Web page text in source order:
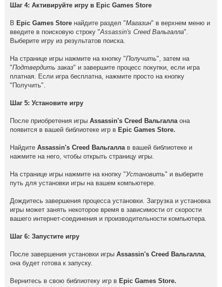
Шаг 4: Активируйте игру в Epic Games Store
В Epic Games Store найдите раздел "Магазин" в верхнем меню и
введите в поисковую строку "Assassin's Creed Вальгалла".
Выберите игру из результатов поиска.
На странице игры нажмите на кнопку "Получить", затем на
"Подтвердить заказ" и завершите процесс покупки, если игра
платная. Если игра бесплатна, нажмите просто на кнопку
"Получить".
Шаг 5: Установите игру
После приобретения игры Assassin's Creed Вальгаллаона
появится в вашей библиотеке игр в Epic Games Store.
Найдите Assassin's Creed Вальгаллав вашей библиотеке и
нажмите на него, чтобы открыть страницу игры.
На странице игры нажмите на кнопку "Установить" и выберите
путь для установки игры на вашем компьютере.
Дождитесь завершения процесса установки. Загрузка и установка
игры может занять некоторое время в зависимости от скорости
вашего интернет-соединения и производительности компьютера.
Шаг 6: Запустите игру
После завершения установки игры Assassin's Creed Вальгалла,
она будет готова к запуску.
Вернитесь в свою библиотеку игр в Epic Games Store.